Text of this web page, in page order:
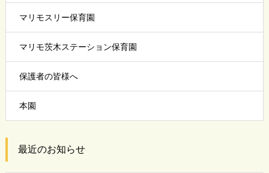
マリモスリー保育園
マリモ茨木ステーション保育園
保護者の皆様へ
本園
最近のお知らせ